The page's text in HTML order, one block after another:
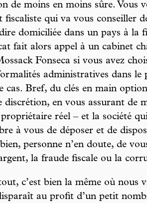
de moins en moins sûre. Vous
fiscaliste qui va vous conseiller
domiciliée dans un pays à la
fait alors appel à un cabinet
Fonseca si vous avez
administratives dans le
cas. Bref, du clés en main option
en vous assurant de
réel – et la société
à vous de déposer et de
personne n’en doute, de
la fraude fiscale ou la
c’est bien la même où nous
au profit d’un petit